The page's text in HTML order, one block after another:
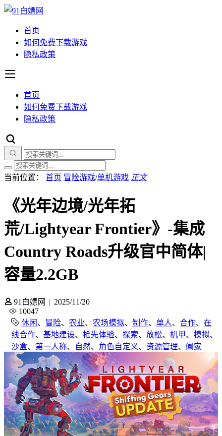
首页
如何免费下载游戏
隐私政策
首页
如何免费下载游戏
隐私政策
当前位置： 首页 冒险游戏/单机游戏 正文
《光年边境/光年拓
荒/Lightyear Frontier》-集成
Country Roads升级官中简体|
容量2.2GB
91白嫖网 | 2025/11/20
10047
休闲 、 冒险、 农业、 农场模拟、 制作、 单人、 合作、 在
线合作、 基地建设、 抢先体验、 探索、 放松、 机甲、 模拟、
沙盒、 第一人称、 自然、 角色自定义、 资源管理、 阖家